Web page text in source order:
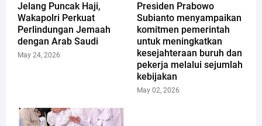
Jelang Puncak Haji,
Wakapolri Perkuat
Perlindungan Jemaah
dengan Arab Saudi
May 24, 2026
Presiden Prabowo
Subianto menyampaikan
komitmen pemerintah
untuk meningkatkan
kesejahteraan buruh dan
pekerja melalui sejumlah
kebijakan
May 02, 2026